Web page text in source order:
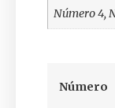
Número 4,
Número